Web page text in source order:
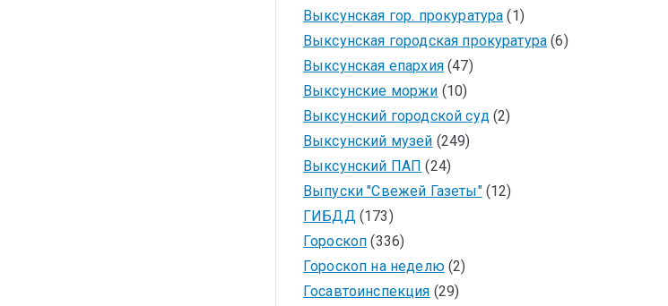
Выксунская гор. прокуратура (1)
Выксунская городская прокуратура (6)
Выксунская епархия(47)
Выксунские моржи (10)
Выксунский городской суд(2)
Выксунский музей (249)
Выксунский ПАП (24)
Выпуски "Свежей Газеты"(12)
ГИБДД(173)
Гороскоп (336)
Гороскоп на неделю(2)
Госавтоинспекция (29)